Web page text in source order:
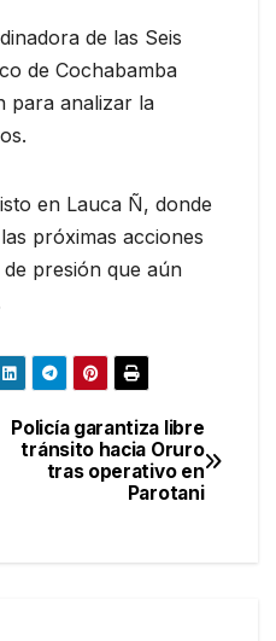
de las Seis
de Cochabamba
para analizar la
en Lauca Ñ, donde
próximas acciones
presión que aún
Policía garantiza libre
tránsito hacia Oruro
tras operativo en
Parotani